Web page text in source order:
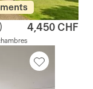
4,450 CHF